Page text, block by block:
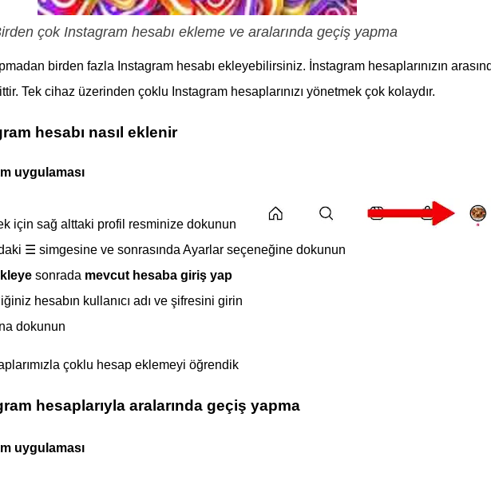
çok Instagram hesabı ekleme ve aralarında geçiş yapma
birden fazla Instagram hesabı ekleyebilirsiniz. İnstagram hesaplarınızın
Tek cihaz üzerinden çoklu Instagram hesaplarınızı yönetmek çok kolaydır.
hesabı nasıl eklenir
uygulaması
için sağ alttaki profil resminize dokunun
☰ simgesine ve sonrasında Ayarlar seçeneğine dokunun
sonrada mevcut hesaba giriş yap
hesabın kullanıcı adı ve şifresini girin
dokunun
çoklu hesap eklemeyi öğrendik
hesaplarıyla aralarında geçiş yapma
uygulaması